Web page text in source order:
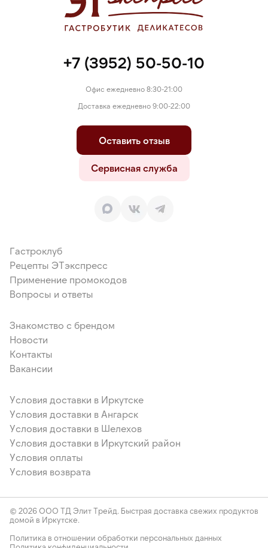
+7 (3952) 50-50-10
Офис ежедневно 8:30-21:00
Доставка ежедневно 9:00-22:00
Оставить отзыв
Сервисная служба
Гастроклуб
Рецепты ЭТэкспресс
Применение промокодов
Вопросы и ответы
Знакомство с брендом
Новости
Контакты
Вакансии
Условия доставки в Иркутске
Условия доставки в Ангарск
Условия доставки в Шелехов
Условия доставки в Иркутский район
Условия оплаты
Условия возврата
© 2026 ООО ТД Элит Трейд. Быстрая доставка свежих продуктов
домой в Иркутске.
Политика в отношении обработки персональных данных